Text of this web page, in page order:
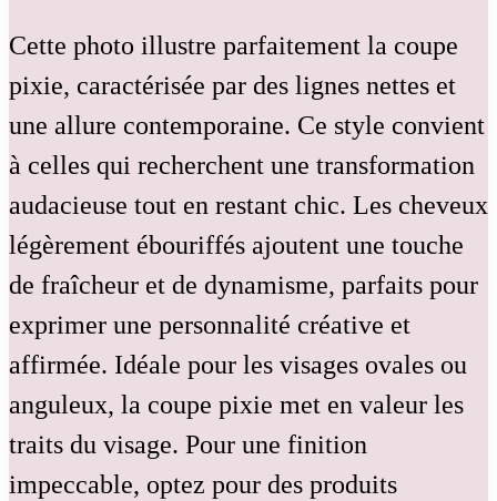
Cette photo illustre parfaitement la coupe
pixie, caractérisée par des lignes nettes et
une allure contemporaine. Ce style convient
à celles qui recherchent une transformation
audacieuse tout en restant chic. Les cheveux
légèrement ébouriffés ajoutent une touche
de fraîcheur et de dynamisme, parfaits pour
exprimer une personnalité créative et
affirmée. Idéale pour les visages ovales ou
anguleux, la coupe pixie met en valeur les
traits du visage. Pour une finition
impeccable, optez pour des produits